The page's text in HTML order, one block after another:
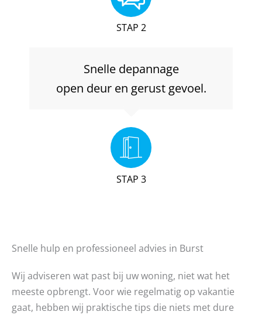
STAP 2
Snelle depannage
open deur en gerust gevoel.
STAP 3
Snelle hulp en professioneel advies in Burst
Wij adviseren wat past bij uw woning, niet wat het
meeste opbrengt. Voor wie regelmatig op vakantie
gaat, hebben wij praktische tips die niets met dure